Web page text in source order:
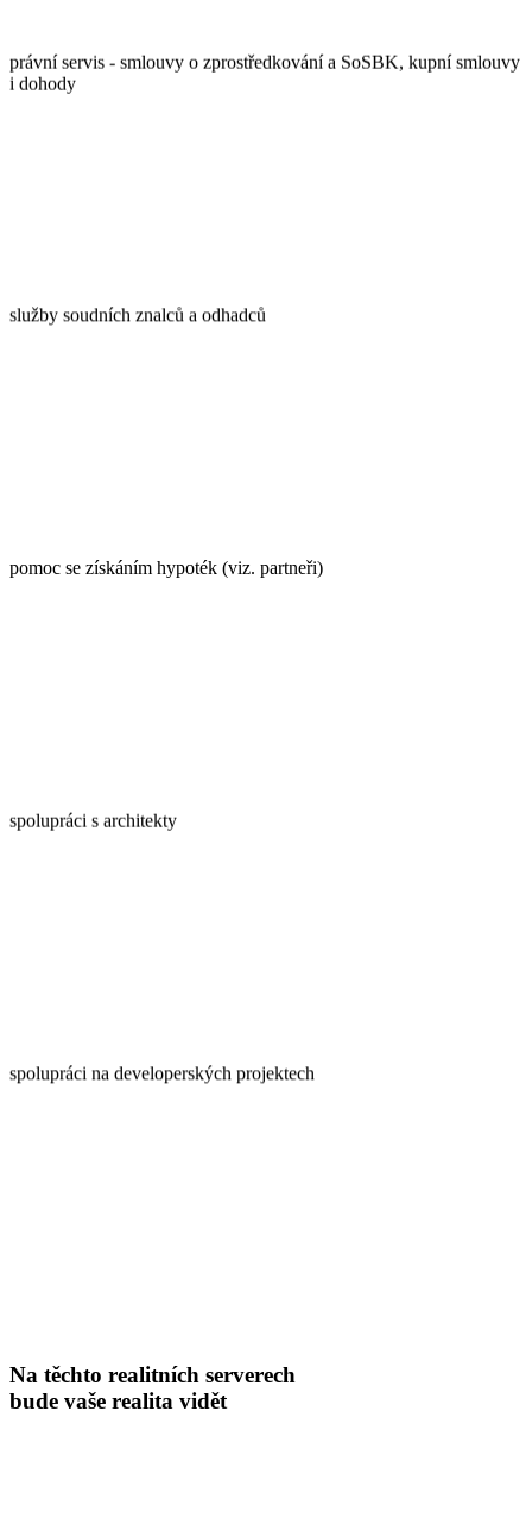
právní servis - smlouvy o zprostředkování a SoSBK, kupní smlouvy
i dohody
služby soudních znalců a odhadců
pomoc se získáním hypoték (viz. partneři)
spolupráci s architekty
spolupráci na developerských projektech
Na těchto realitních serverech
bude vaše realita vidět